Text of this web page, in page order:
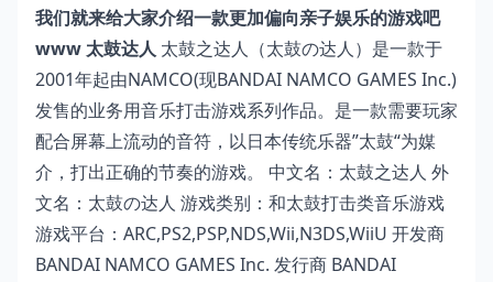
我们就来给大家介绍一款更加偏向亲子娱乐的游戏吧
www 太鼓达人 太鼓之达人（太鼓の达人）是一款于
2001年起由NAMCO(现BANDAI NAMCO GAMES Inc.)
发售的业务用音乐打击游戏系列作品。是一款需要玩家
配合屏幕上流动的音符，以日本传统乐器”太鼓“为媒
介，打出正确的节奏的游戏。
中文名：太鼓之达人 外
文名：太鼓の达人 游戏类别：和太鼓打击类音乐游戏
游戏平台：ARC,PS2,PSP,NDS,Wii,N3DS,WiiU 开发商
BANDAI NAMCO GAMES Inc. 发行商 BANDAI